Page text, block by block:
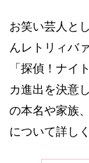
お笑い芸人と
んレトリィバ
「探偵！ナイ
カ進出を決意
の本名や家族
について詳し